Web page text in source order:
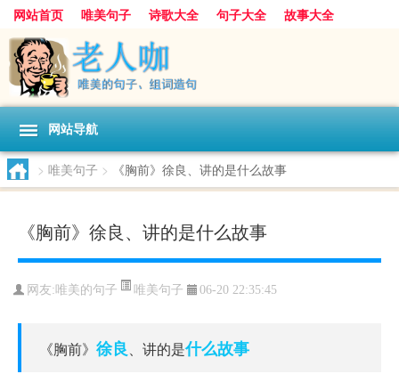
网站首页 唯美句子 诗歌大全 句子大全
故事大全
人生感悟
其他美文 美文欣赏
感人故事
句子分类
网站导航
> 唯美句子 > 《胸前》徐良、讲的是什么故事
《胸前》徐良、讲的是什么故事
网友: 唯美的句子 唯美句子 06-20 22:35:45
《胸前》 徐良、讲的是什么故事